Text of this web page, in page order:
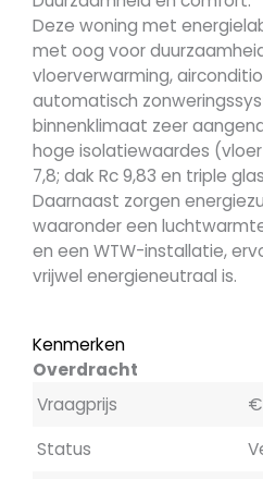
Deze woning met
met oog voor
vloerverwarming,
automatisch
binnenklimaat zeer
hoge isolatiewaardes (vloer
7,8; dak Rc 9,83 en triple
Daarnaast zorgen
waaronder een
en een WTW-installatie,
vrijwel energieneutraal is.
Kenmerken
Overdracht
Vraagprijs
€
Status